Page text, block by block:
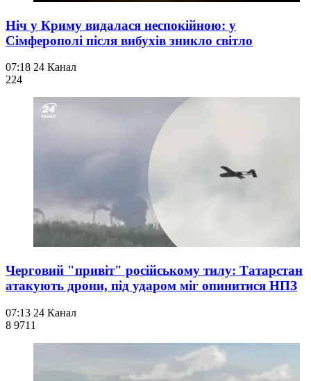
Ніч у Криму видалася неспокійною: у
Сімферополі після вибухів зникло світло
07:18 24 Канал
224
Черговий "привіт" російському тилу: Татарстан
атакують дрони, під ударом міг опинитися НПЗ
07:13 24 Канал
8 971 1